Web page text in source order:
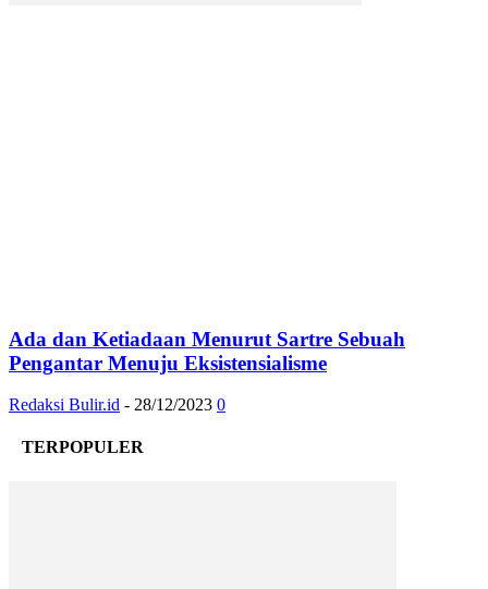
Ada dan Ketiadaan Menurut Sartre Sebuah
Pengantar Menuju Eksistensialisme
Redaksi Bulir.id - 28/12/2023 0
TERPOPULER